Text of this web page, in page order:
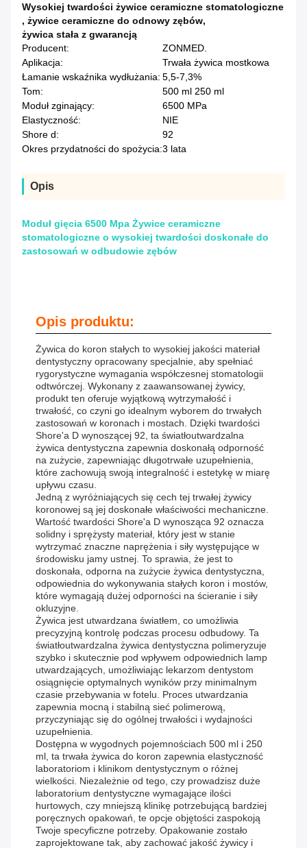
Wysokiej twardości żywice ceramiczne stomatologiczne
, żywice ceramiczne do odnowy zębów,
żywica stała z gwarancją
Producent:
ZONMED.
Aplikacja:
Trwała żywica mostkowa
Łamanie wskaźnika wydłużania: 5,5-7,3%
Tom:
500 ml 250 ml
Moduł zginający:
6500 MPa
Elastyczność:
NIE
Shore d:
92
Okres przydatności do spożycia:3 lata
Opis
Moduł gięcia 6500 Mpa Żywice ceramiczne
stomatologiczne o wysokiej twardości doskonałe do
zastosowań w odbudowie zębów
Opis produktu:
Żywica do koron stałych to wysokiej jakości materiał
dentystyczny opracowany specjalnie, aby spełniać
rygorystyczne wymagania współczesnej stomatologii
odtwórczej. Wykonany z zaawansowanej żywicy,
produkt ten oferuje wyjątkową wytrzymałość i
trwałość, co czyni go idealnym wyborem do trwałych
zastosowań w koronach i mostach. Dzięki twardości
Shore'a D wynoszącej 92, ta światłoutwardzalna
żywica dentystyczna zapewnia doskonałą odporność
na zużycie, zapewniając długotrwałe uzupełnienia,
które zachowują swoją integralność i estetykę w miarę
upływu czasu.
Jedną z wyróżniających się cech tej trwałej żywicy
koronowej są jej doskonałe właściwości mechaniczne.
Wartość twardości Shore'a D wynosząca 92 oznacza
solidny i sprężysty materiał, który jest w stanie
wytrzymać znaczne naprężenia i siły występujące w
środowisku jamy ustnej. To sprawia, że ​​jest to
doskonała, odporna na zużycie żywica dentystyczna,
odpowiednia do wykonywania stałych koron i mostów,
które wymagają dużej odporności na ścieranie i siły
okluzyjne.
Żywica jest utwardzana światłem, co umożliwia
precyzyjną kontrolę podczas procesu odbudowy. Ta
światłoutwardzalna żywica dentystyczna polimeryzuje
szybko i skutecznie pod wpływem odpowiednich lamp
utwardzających, umożliwiając lekarzom dentystom
osiągnięcie optymalnych wyników przy minimalnym
czasie przebywania w fotelu. Proces utwardzania
zapewnia mocną i stabilną sieć polimerową,
przyczyniając się do ogólnej trwałości i wydajności
uzupełnienia.
Dostępna w wygodnych pojemnościach 500 ml i 250
ml, ta trwała żywica do koron zapewnia elastyczność
laboratoriom i klinikom dentystycznym o różnej
wielkości. Niezależnie od tego, czy prowadzisz duże
laboratorium dentystyczne wymagające ilości
hurtowych, czy mniejszą klinikę potrzebującą bardziej
poręcznych opakowań, te opcje objętości zaspokoją
Twoje specyficzne potrzeby. Opakowanie zostało
zaprojektowane tak, aby zachować jakość żywicy i